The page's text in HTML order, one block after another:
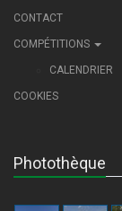
CONTACT
COMPÉTITIONS
CALENDRIER
COOKIES
Photothèque